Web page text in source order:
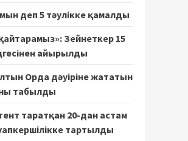
деп 5 тәулікке қамалды
Зейнеткер 15
айырылды
Орда дәуіріне жататын
табылды
таратқан 20-дан астам
тартылды